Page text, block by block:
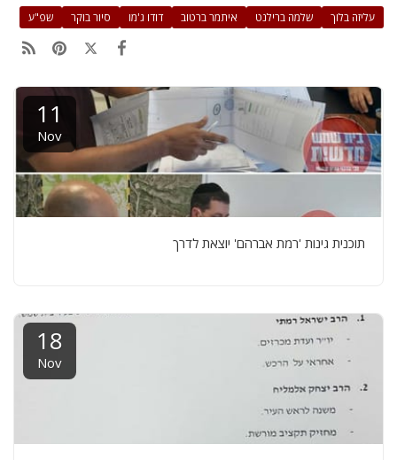
עליזה בלוך שלמה ברילנט איתמר ברטוב דודו ג'מו סיור בוקר שפ"ע
11
Nov
תוכנית גינות 'רמת אברהם' יוצאת לדרך
18
Nov